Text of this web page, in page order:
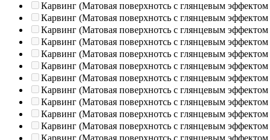
Карвинг (Матовая поверхнотсь с глянцевым эффектом
Карвинг (Матовая поверхнотсь с глянцевым эффектом
Карвинг (Матовая поверхнотсь с глянцевым эффектом
Карвинг (Матовая поверхнотсь с глянцевым эффектом
Карвинг (Матовая поверхнотсь с глянцевым эффектом
Карвинг (Матовая поверхнотсь с глянцевым эффектом
Карвинг (Матовая поверхнотсь с глянцевым эффектом
Карвинг (Матовая поверхнотсь с глянцевым эффектом
Карвинг (Матовая поверхнотсь с глянцевым эффектом
Карвинг (Матовая поверхнотсь с глянцевым эффектом
Карвинг (Матовая поверхнотсь с глянцевым эффектом